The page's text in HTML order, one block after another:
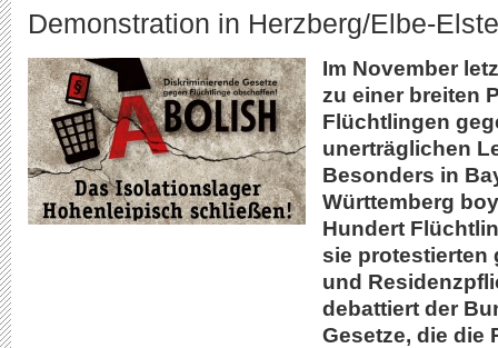
Demonstration in Herzberg/Elbe-
Im November
zu einer breiten
Flüchtlingen
unerträglichen
Besonders in
Württemberg
Hundert
sie protestierten
und
debattiert der
Gesetze, die die